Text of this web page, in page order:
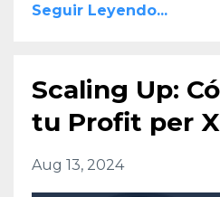
Seguir Leyendo...
Scaling Up:
tu Profit per X
Aug 13, 2024